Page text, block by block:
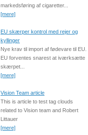
markedsføring af cigaretter...
[mere]
EU skærper kontrol med rejer og
kyllinger
Nye krav til import af fødevare til EU.
EU forventes snarest at iværksætte
skærpet...
[mere]
Vision Team article
This is article to test tag clouds
related to Vision team and Robert
Littauer
[mere]